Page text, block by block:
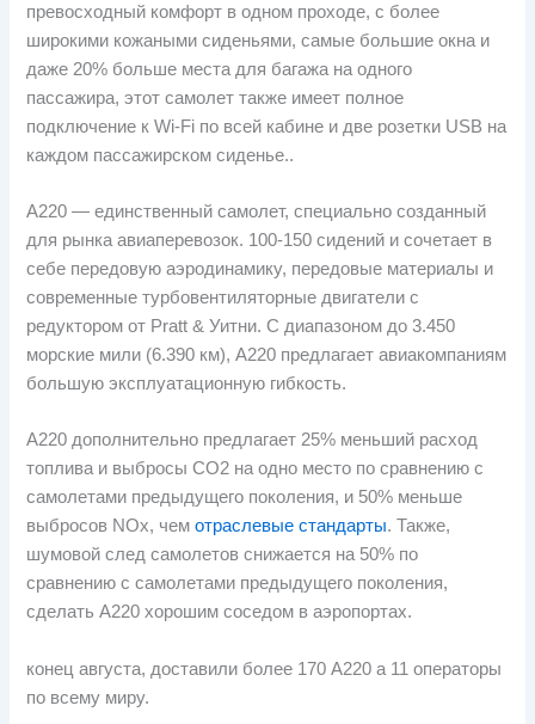
превосходный комфорт в одном проходе, с более
широкими кожаными сиденьями, самые большие окна и
даже 20% больше места для багажа на одного
пассажира, этот самолет также имеет полное
подключение к Wi-Fi по всей кабине и две розетки USB на
каждом пассажирском сиденье..
A220 — единственный самолет, специально созданный
для рынка авиаперевозок. 100-150 сидений и сочетает в
себе передовую аэродинамику, передовые материалы и
современные турбовентиляторные двигатели с
редуктором от Pratt & Уитни. С диапазоном до 3.450
морские мили (6.390 км), A220 предлагает авиакомпаниям
большую эксплуатационную гибкость.
A220 дополнительно предлагает 25% меньший расход
топлива и выбросы CO2 на одно место по сравнению с
самолетами предыдущего поколения, и 50% меньше
выбросов NOx, чемотраслевые стандарты. Также,
шумовой след самолетов снижается на 50% по
сравнению с самолетами предыдущего поколения,
сделать A220 хорошим соседом в аэропортах.
конец августа, доставили более 170 А220 а 11 операторы
по всему миру.